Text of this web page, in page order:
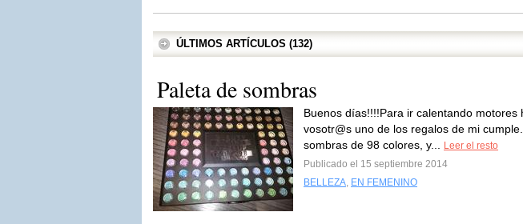
ÚLTIMOS ARTÍCULOS (132)
Paleta de sombras
Buenos días!!!!Para ir calentando motores
vosotr@s uno de los regalos de mi
sombras de 98 colores, y...
Leer el resto
Publicado el 15 septiembre 2014
BELLEZA, EN FEMENINO